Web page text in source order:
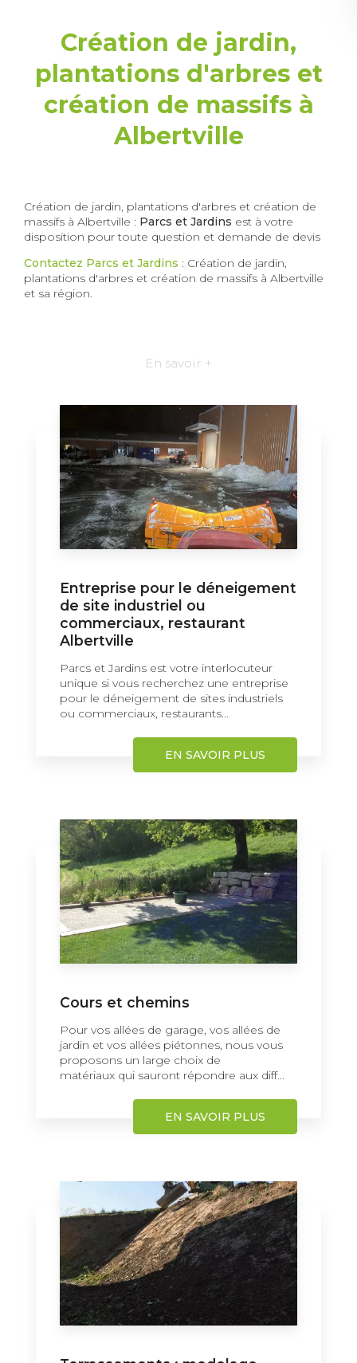
Création de jardin,
plantations d'arbres et
création de massifs à
Albertville
Création de jardin, plantations d'arbres et création de
massifs à Albertville : Parcs et Jardins est à votre
disposition pour toute question et demande de devis
Contactez Parcs et Jardins : Création de jardin,
plantations d'arbres et création de massifs à Albertville
et sa région.
En savoir +
Entreprise pour le déneigement
de site industriel ou
commerciaux, restaurant
Albertville
Parcs et Jardins est votre interlocuteur
unique si vous recherchez une entreprise
pour le déneigement de sites industriels
ou commerciaux, restaurants...
EN SAVOIR PLUS
Cours et chemins
Pour vos allées de garage, vos allées de
jardin et vos allées piétonnes, nous vous
proposons un large choix de
matériaux qui sauront répondre aux diff...
EN SAVOIR PLUS